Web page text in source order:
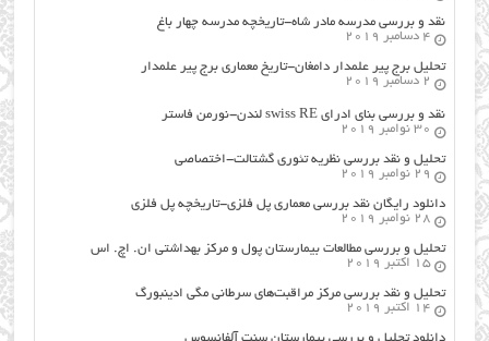
نقد و بررسی مدرسه مادر شاه-تاریخچه مدرسه چهار باغ
4 دسامبر 2019
تحلیل برج پیر علمدار دامغان-تاریخ معماری برج پیر علمدار
2 دسامبر 2019
نقد و بررسی بنای ادرای swiss RE لندن-نورمن فاستر
30 نوامبر 2019
تحلیل و نقد بررسی نظریه تئوری گشتالت-اختصاصی
29 نوامبر 2019
دانلود رایگان نقد بررسی معماری پل فلزی-تاریخچه پل فلزی
28 نوامبر 2019
تحلیل و بررسی مطالعات بیمارستان پول و مرکز بهداشتی ان. اچ. اس
15 اکتبر 2019
تحلیل و نقد بررسی مرکز مراقبت‌های سرطانی مگی ادینبورگ
14 اکتبر 2019
دانلود تحلیل و بررسی بیمارستان سنت آلفانسوس